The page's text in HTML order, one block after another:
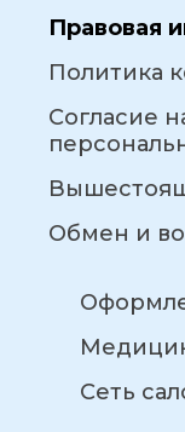
Правовая
Политика
Согласие
Обмен и
Сеть